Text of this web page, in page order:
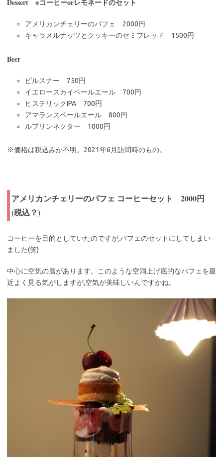
Dessert ※コーヒーorレモネードのセット
アメリカンチェリーのパフェ 2000円
キャラメルナッツとクッキーのセミフレッド 1500円
Beer
ピルスナー 750円
イエロースカイペールエール 700円
ヒステリックIPA 700円
アマランスペールエール 800円
ルプリンネクター 1000円
※価格は税込みか不明。2021年6月訪問時のもの。
アメリカンチェリーのパフェ コーヒーセット 2000円
(税込？)
コーヒーを目的としていたのですが,パフェのセットにしてしまい
ました(笑)
中心に空気の層があります。このような空洞上げ底的なパフェを最
近よく見る気がしますが,空気が美味しいんですかね。